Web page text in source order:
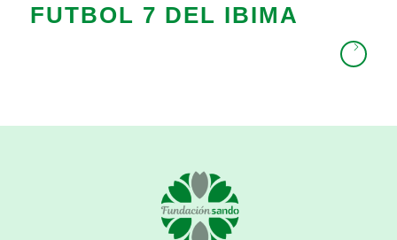
FUTBOL 7 DEL IBIMA